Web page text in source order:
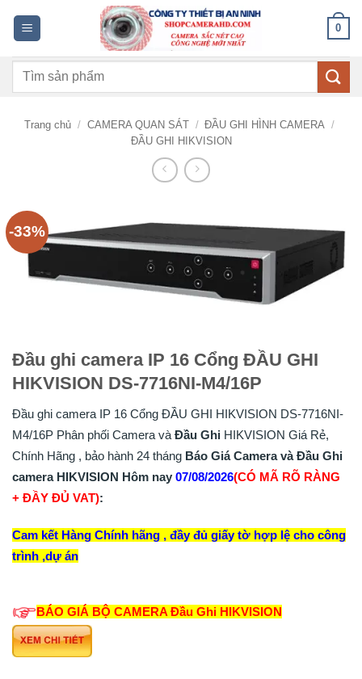
dung
0
Tìm
Trang chủ / CAMERA QUAN SÁT / ĐẦU GHI HÌNH CAMERA /
ĐẦU GHI HIKVISION
-33%
Đầu ghi camera IP 16 Cổng ĐẦU GHI
HIKVISION DS-7716NI-M4/16P
Đầu ghi camera IP 16 Cổng ĐẦU GHI HIKVISION DS-7716NI-
M4/16P Phân phối Camera và Đầu Ghi HIKVISION Giá Rẻ,
Chính Hãng , bảo hành 24 tháng Báo Giá Camera và Đầu Ghi
camera HIKVISION Hôm nay 07/08/2026(CÓ MÃ RÕ RÀNG
+ ĐẦY ĐỦ VAT):
Cam kết Hàng Chính hãng , đầy đủ giấy tờ hợp lệ cho công
trình ,dự án
BÁO GIÁ BỘ CAMERA Đầu Ghi HIKVISION